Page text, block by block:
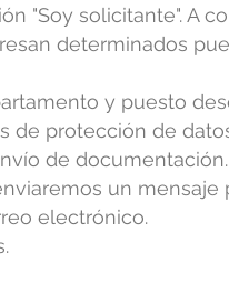
"Soy solicitante". A
determinados
y puesto
de protección de
de documentación.
un
electrónico.